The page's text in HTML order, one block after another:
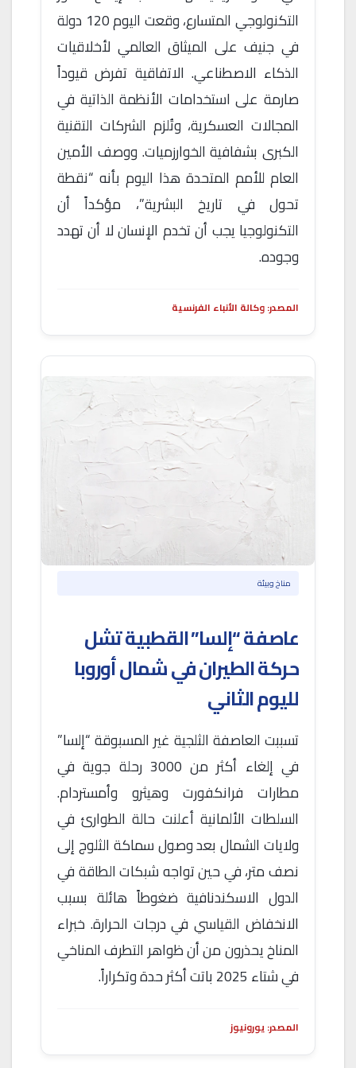
التكنولوجي المتسارع، وقعت اليوم 120 دولة
في جنيف على الميثاق العالمي لأخلاقيات
الذكاء الاصطناعي. الاتفاقية تفرض قيوداً
صارمة على استخدامات الأنظمة الذاتية في
المجالات العسكرية، وتُلزم الشركات التقنية
الكبرى بشفافية الخوارزميات. ووصف الأمين
العام للأمم المتحدة هذا اليوم بأنه “نقطة
تحول في تاريخ البشرية”، مؤكداً أن
التكنولوجيا يجب أن تخدم الإنسان لا أن تهدد
وجوده.
المصدر: وكالة الأنباء الفرنسية
مناخ وبيئة
عاصفة “إلسا” القطبية تشل
حركة الطيران في شمال أوروبا
لليوم الثاني
تسببت العاصفة الثلجية غير المسبوقة “إلسا”
في إلغاء أكثر من 3000 رحلة جوية في
مطارات فرانكفورت وهيثرو وأمستردام.
السلطات الألمانية أعلنت حالة الطوارئ في
ولايات الشمال بعد وصول سماكة الثلوج إلى
نصف متر، في حين تواجه شبكات الطاقة في
الدول الاسكندنافية ضغوطاً هائلة بسبب
الانخفاض القياسي في درجات الحرارة. خبراء
المناخ يحذرون من أن ظواهر التطرف المناخي
في شتاء 2025 باتت أكثر حدة وتكراراً.
المصدر: يورونيوز